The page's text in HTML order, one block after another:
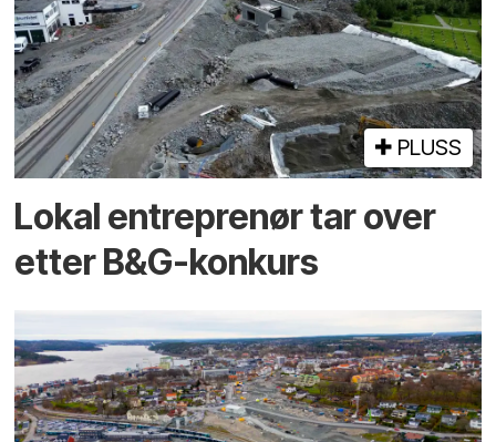
PLUSS
Lokal entreprenør tar over
etter B&G-konkurs